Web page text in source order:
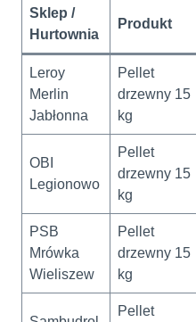
Sklep /
Hurtownia
Produkt
Leroy
Merlin
Jabłonna
Pellet
drzewny 15
kg
OBI
Legionowo
Pellet
drzewny 15
kg
PSB
Mrówka
Wieliszew
Pellet
drzewny 15
kg
Pellet